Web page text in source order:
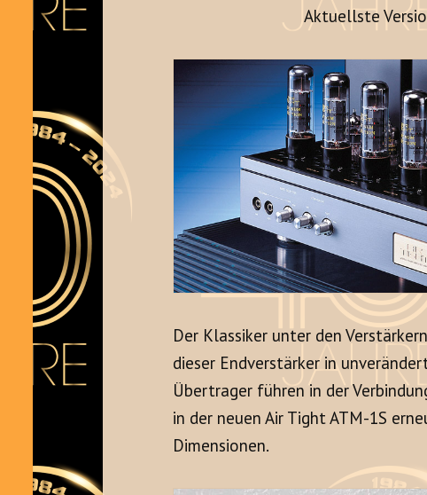
Aktuellste
Der Klassiker unter den
dieser Endverstärker in
Übertrager führen in der
in der neuen Air Tight ATM-1S
Dimensionen.